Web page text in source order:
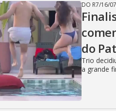
DO R7/16/
do
Trio
a grande